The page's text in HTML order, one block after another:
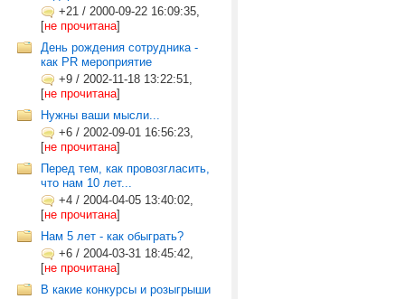
+21 / 2000-09-22 16:09:35,
[не прочитана]
День рождения сотрудника -
как PR мероприятие
+9 / 2002-11-18 13:22:51,
[не прочитана]
Нужны ваши мысли...
+6 / 2002-09-01 16:56:23,
[не прочитана]
Перед тем, как провозгласить,
что нам 10 лет...
+4 / 2004-04-05 13:40:02,
[не прочитана]
Нам 5 лет - как обыграть?
+6 / 2004-03-31 18:45:42,
[не прочитана]
В какие конкурсы и розыгрыши